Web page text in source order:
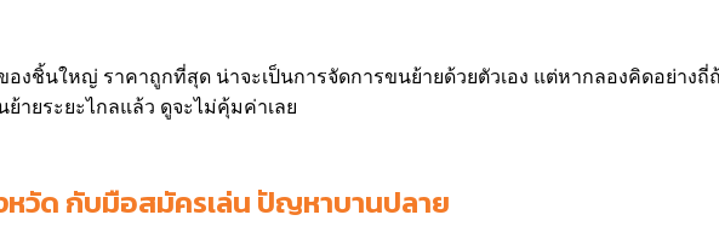
งชิ้นใหญ่ ราคาถูกที่สุด น่าจะเป็นการจัดการขนย้ายด้วยตัวเอง แต่หากลองคิดอย่าง
ายระยะไกลแล้ว ดูจะไม่คุ้มค่าเลย
วัด กับมือสมัครเล่น ปัญหาบานปลาย